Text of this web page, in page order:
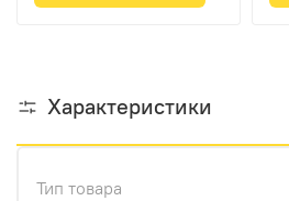
Характеристики
Тип товара